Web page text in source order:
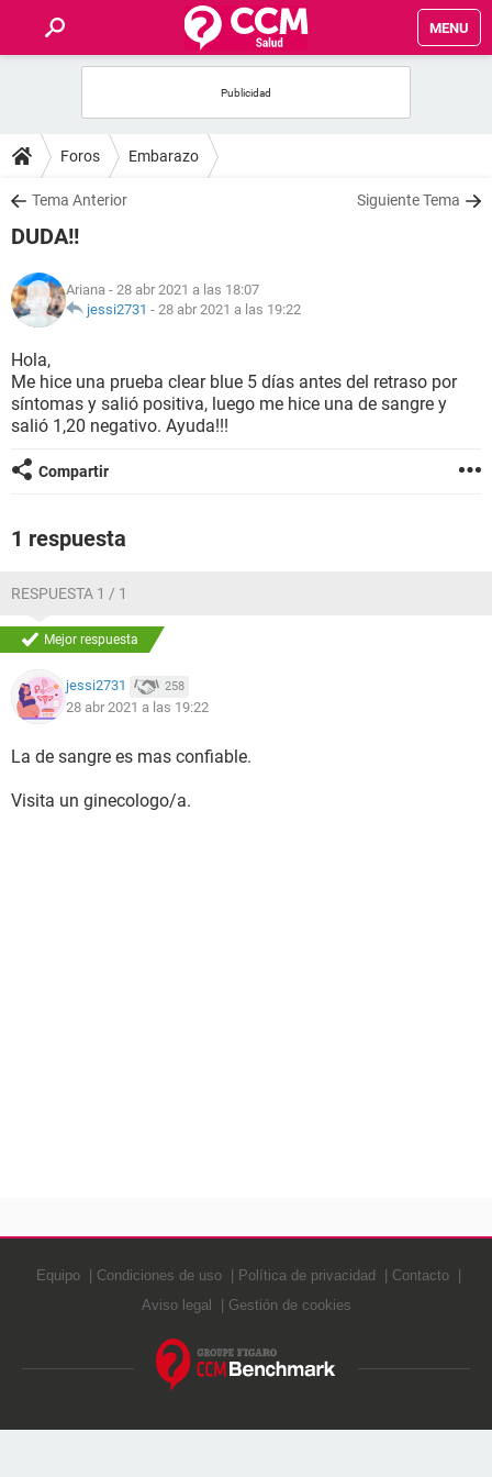
MENU
FOROS
SALUD
NUTRICIÓN
BIENESTAR
SEXUALIDAD
GLOSARIO
Foros Embarazo
Tema Anterior Siguiente Tema
DUDA!!
Ariana - 28 abr 2021 a las 18:07
jessi2731 - 28 abr 2021 a las 19:22
Hola,
Me hice una prueba clear blue 5 días antes del retraso por
síntomas y salió positiva, luego me hice una de sangre y
salió 1,20 negativo. Ayuda!!!
Compartir
1 respuesta
RESPUESTA 1 / 1
Mejor respuesta
jessi2731 258
28 abr 2021 a las 19:22
La de sangre es mas confiable.
Visita un ginecologo/a.
Equipo Condiciones de uso Política de privacidad
Contacto
Aviso legal
Gestión de cookies